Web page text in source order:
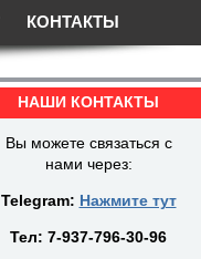
КОНТАКТЫ
НАШИ КОНТАКТЫ
Вы можете связаться с
нами через:
Telegram: Нажмите тут
Тел: 7-937-796-30-96